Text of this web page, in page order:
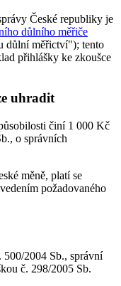
České republiky je
důlního měřiče
důlní měřictví"); tento
přihlášky ke zkoušce
uhradit
činí 1 000 Kč
o správních
měně, platí se
požadovaného
500/2004 Sb., správní
č. 298/2005 Sb.